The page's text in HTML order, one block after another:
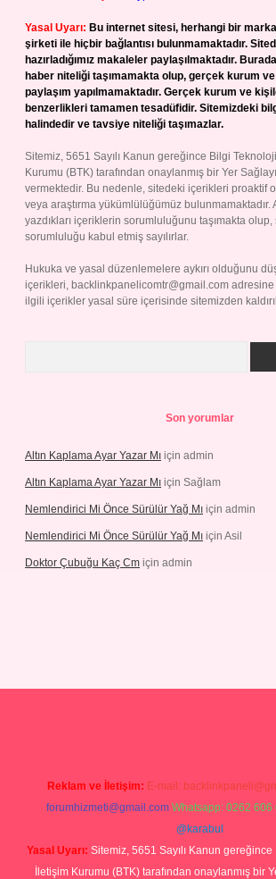
Yasal Uyarı: Bu internet sitesi, herhangi bir
şirketi ile hiçbir bağlantısı bulunmamaktadır.
hazırladığımız makaleler paylaşılmaktadır.
haber niteliği taşımamakta olup, gerçek kurum
paylaşım yapılmamaktadır. Gerçek kurum ve
benzerlikleri tamamen tesadüfidir. Sitemizdeki
halindedir ve tavsiye niteliği taşımazlar.
Sitemiz, 5651 Sayılı Kanun gereğince Bilgi
Kurumu (BTK) tarafından onaylanmış bir Yer
vermektedir. Bu nedenle, sitedeki içerikleri proaktif
veya araştırma yükümlülüğümüz bulunmamaktadır.
yazdıkları içeriklerin sorumluluğunu taşımakta
sorumluluğu kabul etmiş sayılırlar.
Hukuka ve yasal düzenlemelere aykırı olduğunu
içerikleri, backlinkpanelicomtr@gmail.com
ilgili içerikler yasal süre içerisinde sitemizden
Son yorumlar
Altın Kaplama Ayar Yazar Mı için admin
Altın Kaplama Ayar Yazar Mı için Sağlam
Nemlendirici Mi Önce Sürülür Yağ Mı için admin
Nemlendirici Mi Önce Sürülür Yağ Mı için Asil
Doktor Çubuğu Kaç Cm için admin
Reklam ve İletişim: E-mail:
forumhizmeti@gmail.com Whatsapp: 0262 606
@karabul
Yasal Uyarı: Sitemiz, 5651 Sayılı Kanun
İletişim Kurumu (BTK) tarafından onaylanmış bir